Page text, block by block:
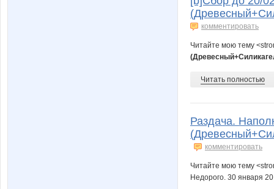
комментировать
Читайте мою тему
Читать полностью
Раздача.
комментировать
Читайте мою тему
Недорого. 30 января